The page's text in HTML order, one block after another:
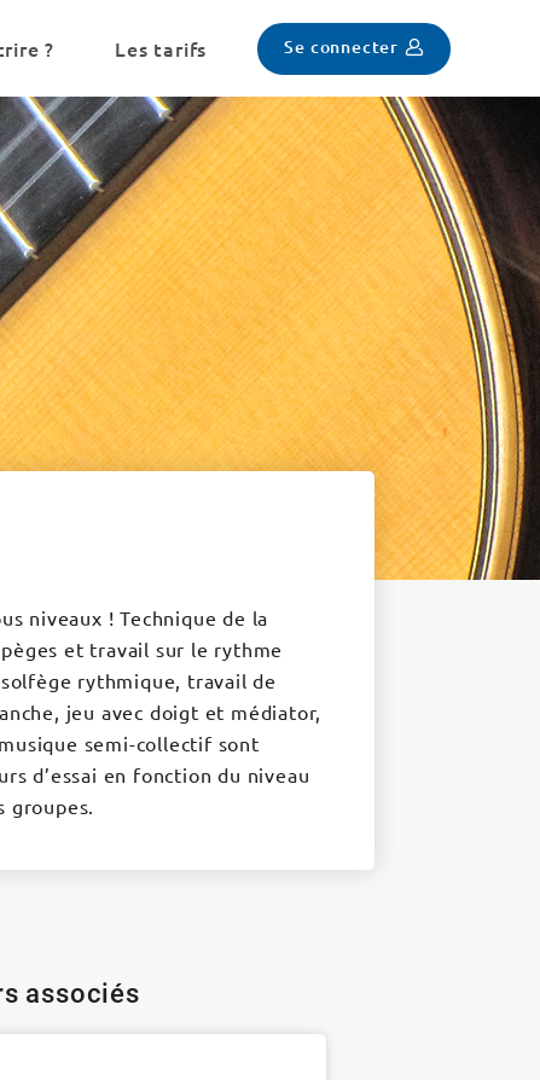
? Les tarifs Se connecter
niveaux ! Technique de la
et travail sur le rythme
rythmique, travail de
jeu avec doigt et médiator,
semi-collectif sont
d’essai en fonction du niveau
groupes.
associés